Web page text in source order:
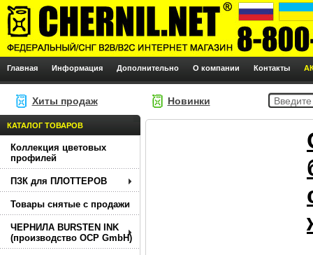
Главная Информация Дополнительно О компании Контакты
Хиты продаж Новинки
КАТАЛОГ ТОВАРОВ
Коллекция цветовых
профилей
ПЗК для ПЛОТТЕРОВ
Товары снятые с продажи
ЧЕРНИЛА BURSTEN INK
(производство OCP GmbH)